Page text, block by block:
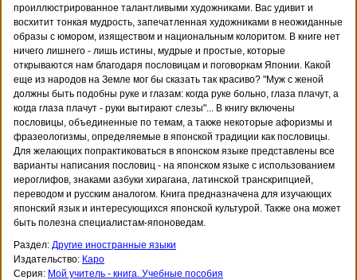
проиллюстрированное талантливыми художниками. Вас удивит и
восхитит тонкая мудрость, запечатленная художниками в неожиданные
образы с юмором, изяществом и национальным колоритом. В книге нет
ничего лишнего - лишь истины, мудрые и простые, которые
открываются нам благодаря пословицам и поговоркам Японии. Какой
еще из народов на Земле мог бы сказать так красиво? "Муж с женой
должны быть подобны руке и глазам: когда руке больно, глаза плачут, а
когда глаза плачут - руки вытирают слезы"... В книгу включены
пословицы, объединенные по темам, а также некоторые афоризмы и
фразеологизмы, определяемые в японской традиции как пословицы.
Для желающих попрактиковаться в японском языке представлены все
варианты написания пословиц - на японском языке с использованием
иероглифов, знаками азбуки хирагана, латинской транскрипцией,
переводом и русским аналогом. Книга предназначена для изучающих
японский язык и интересующихся японской культурой. Также она может
быть полезна специалистам-японоведам.
Раздел: Другие иностранные языки
Издательство: Каро
Серия: Мой учитель - книга. Учебные пособия